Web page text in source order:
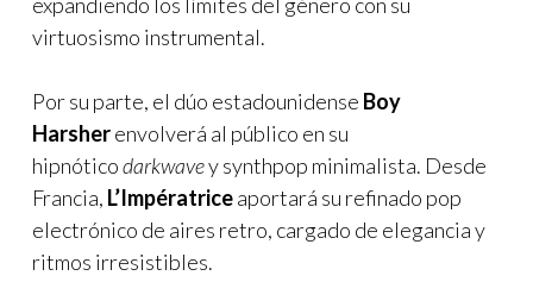
virtuosismo instrumental.
Por su parte, el dúo estadounidense Boy
Harsherenvolverá al público en su
hipnóticodarkwavey synthpop minimalista. Desde
Francia, L’Impératriceaportará su refinado pop
electrónico de aires retro, cargado de elegancia y
ritmos irresistibles.